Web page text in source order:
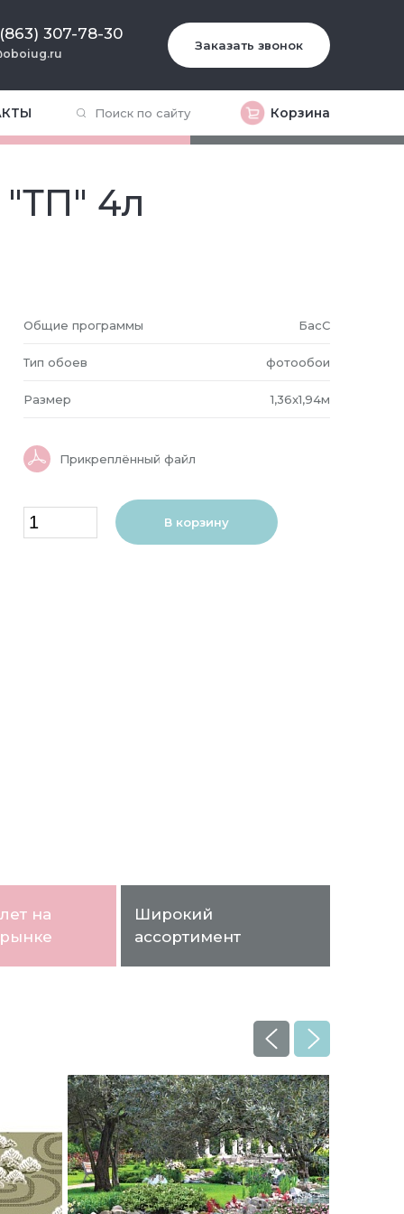
307-78-30
Заказать звонок
Корзина
4л
Общие программы БасС
Тип обоев фотообои
Размер 1,36x1,94м
Прикреплённый файл
В корзину
на
Широкий
ассортимент